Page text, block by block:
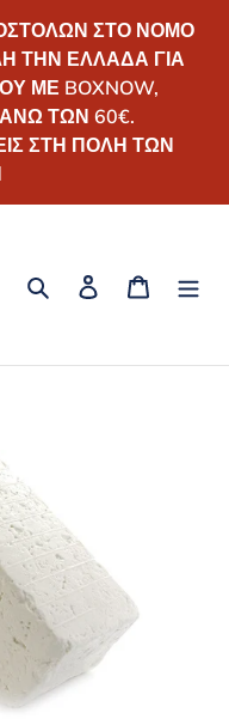
ΣΤΟ ΝΟΜΟ
ΤΗΝ ΕΛΛΑΔΑ ΓΙΑ
ΜΕ BOXNOW,
ΤΩΝ 60€.
ΣΤΗ ΠΟΛΗ ΤΩΝ
ΑναζήτησηΣύνδεσηΚαλάθι